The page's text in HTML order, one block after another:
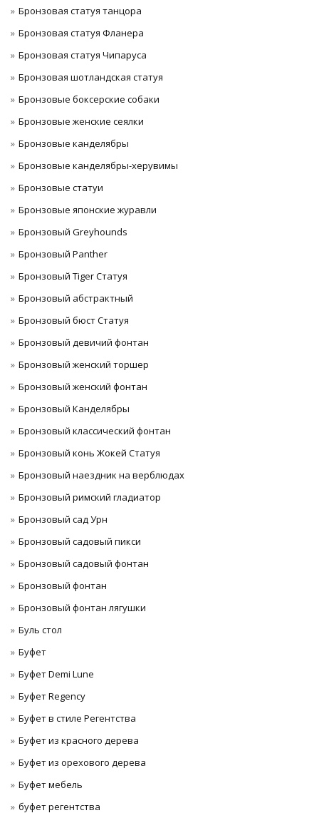
Бронзовая статуя танцора
Бронзовая статуя Фланера
Бронзовая статуя Чипаруса
Бронзовая шотландская статуя
Бронзовые боксерские собаки
Бронзовые женские сеялки
Бронзовые канделябры
Бронзовые канделябры-херувимы
Бронзовые статуи
Бронзовые японские журавли
Бронзовый Greyhounds
Бронзовый Panther
Бронзовый Tiger Статуя
Бронзовый абстрактный
Бронзовый бюст Статуя
Бронзовый девичий фонтан
Бронзовый женский торшер
Бронзовый женский фонтан
Бронзовый Канделябры
Бронзовый классический фонтан
Бронзовый конь Жокей Статуя
Бронзовый наездник на верблюдах
Бронзовый римский гладиатор
Бронзовый сад Урн
Бронзовый садовый пикси
Бронзовый садовый фонтан
Бронзовый фонтан
Бронзовый фонтан лягушки
Буль стол
Буфет
Буфет Demi Lune
Буфет Regency
Буфет в стиле Регентства
Буфет из красного дерева
Буфет из орехового дерева
Буфет мебель
буфет регентства